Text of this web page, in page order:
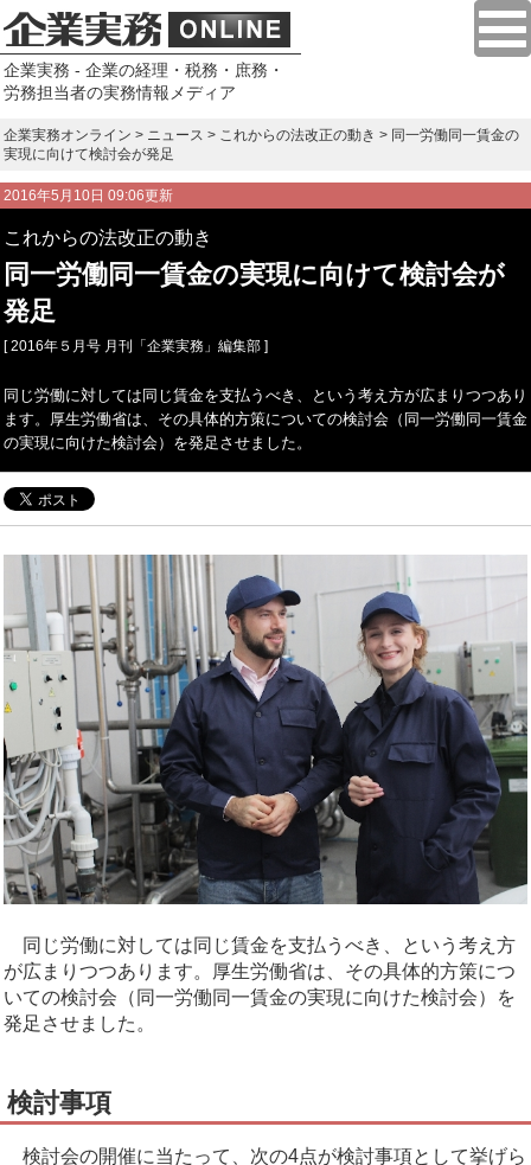
企業実務 - 企業の経理・税務・庶務・
労務担当者の実務情報メディア
企業実務オンライン > ニュース > これからの法改正の動き > 同一労働同一賃金の
実現に向けて検討会が発足
2016年5月10日 09:06更新
これからの法改正の動き
同一労働同一賃金の実現に向けて検討会が
発足
[ 2016年５月号 月刊「企業実務」編集部 ]
同じ労働に対しては同じ賃金を支払うべき、という考え方が広まりつつあり
ます。厚生労働省は、その具体的方策についての検討会（同一労働同一賃金
の実現に向けた検討会）を発足させました。
同じ労働に対しては同じ賃金を支払うべき、という考え方
が広まりつつあります。厚生労働省は、その具体的方策につ
いての検討会（同一労働同一賃金の実現に向けた検討会）を
発足させました。
検討事項
検討会の開催に当たって、次の4点が検討事項として挙げら